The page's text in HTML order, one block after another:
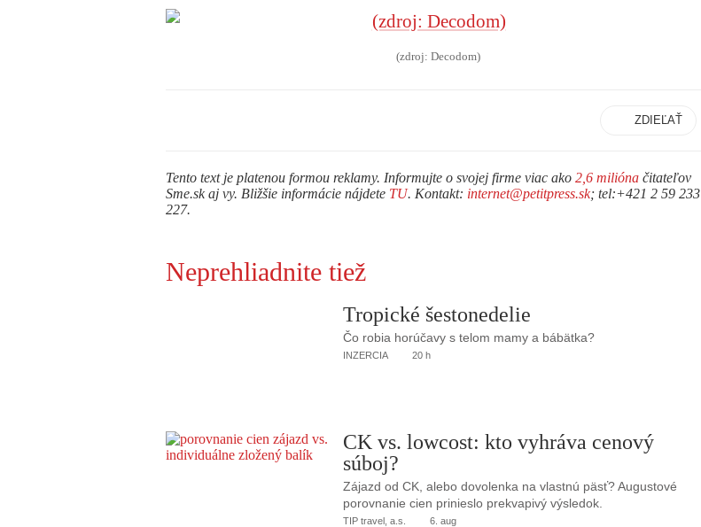
(zdroj: Decodom)
ZDIEĽAŤ
Tento text je platenou formou reklamy. Informujte o svojej firme viac ako 2,6 milióna čitateľov
Sme.sk aj vy. Bližšie informácie nájdete TU. Kontakt: internet@petitpress.sk; tel:+421 2 59 233
227.
Neprehliadnite tiež
Tropické šestonedelie
Čo robia horúčavy s telom mamy a bábätka?
INZERCIA 20 h
CK vs. lowcost: kto vyhráva cenový
súboj?
Zájazd od CK, alebo dovolenka na vlastnú päsť? Augustové
porovnanie cien prinieslo prekvapivý výsledok.
TIP travel, a.s. 6. aug